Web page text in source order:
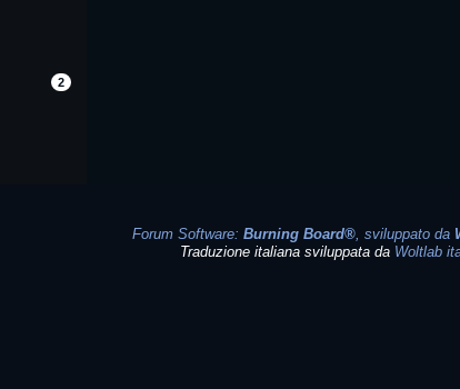
2
Forum Software: Burning Board®, sviluppato da
Traduzione italiana sviluppata da Woltlab